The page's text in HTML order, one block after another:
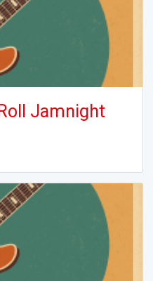
Jamnight